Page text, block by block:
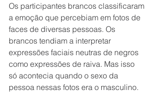
Os participantes brancos classificaram
a emoção que percebiam em fotos de
faces de diversas pessoas. Os
brancos tendiam a interpretar
expressões faciais neutras de negros
como expressões de raiva. Mas isso
só acontecia quando o sexo da
pessoa nessas fotos era o masculino.